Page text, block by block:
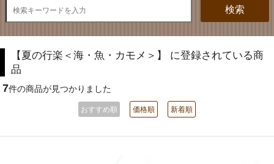
検索
【夏の行楽＜海・魚・カモメ＞】 に登録されている商
品
7件の商品が見つかりました
おすすめ順 価格順 新着順